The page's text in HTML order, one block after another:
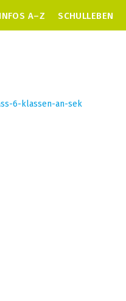
INFOS A–Z SCHULLEBEN
6-klassen-an-sek